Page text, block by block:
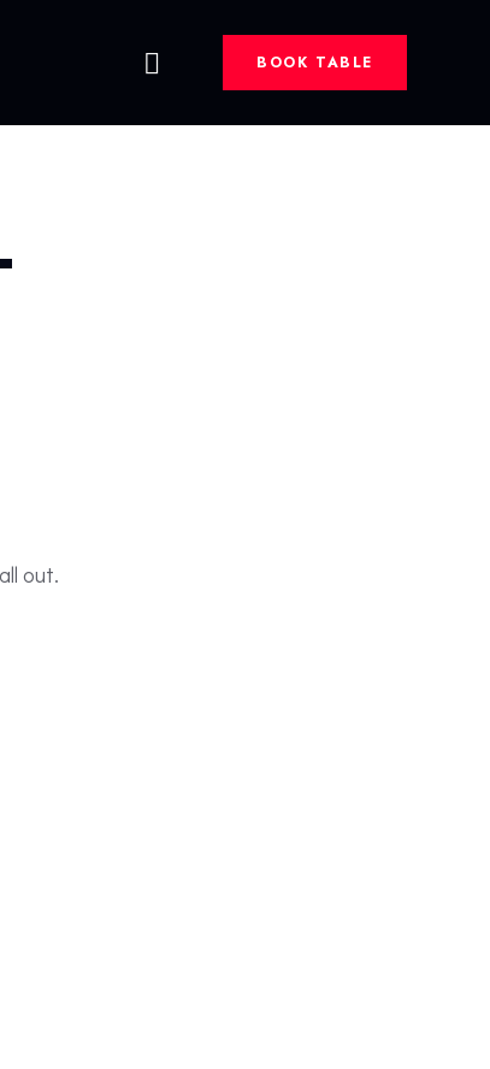
BOOK TABLE
out.